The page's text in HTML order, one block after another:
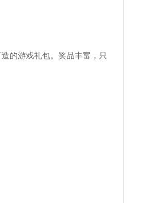
的游戏礼包。奖品丰富，只